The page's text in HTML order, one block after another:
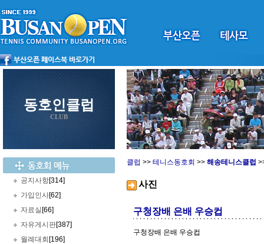
동호인클럽
CLUB
공지사항[314]
가입인사[62]
자료실 [66]
자유게시판[387]
월례대회 [196]
클럽 >> 테니스동호회 >> 해송테니스클럽
사진
구청장배 은배 우승컵
구청장배 은배 우승컵